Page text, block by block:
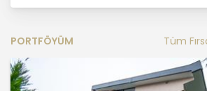
kaçını sağlamayan kişisel
almayacaktır. Kişisel veri
şartlarından bir veya
olarak yürütülmesinin
PORTFÖYÜM Tüm